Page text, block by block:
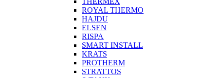
ROYAL THERMO
HAJDU
ELSEN
RISPA
SMART INSTALL
KRATS
PROTHERM
STRATTOS